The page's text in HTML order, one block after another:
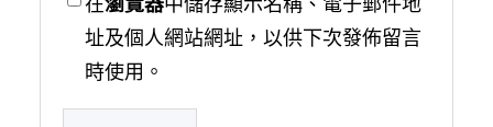
址及個人網站網址，以供下次發佈留言
時使用。